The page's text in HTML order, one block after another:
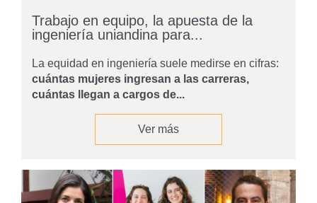
Trabajo en equipo, la apuesta de la
ingeniería uniandina para...
La equidad en ingeniería suele medirse en cifras:
cuántas mujeres ingresan a las carreras,
cuántas llegan a cargos de...
Ver más